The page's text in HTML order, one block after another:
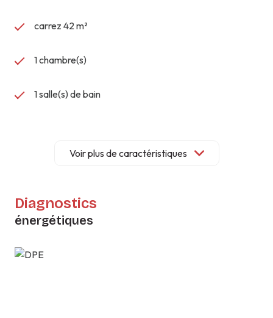
carrez 42 m²
1 chambre(s)
1 salle(s) de bain
cuisine américaine (semi-équipée)
Chauffage collectif : autre (gaz)
Voir plus de caractéristiques
Diagnostics
énergétiques